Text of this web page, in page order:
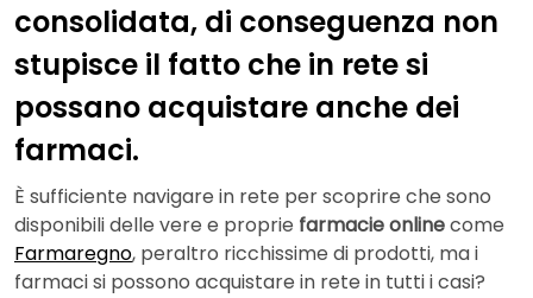
consolidata, di conseguenza non
stupisce il fatto che in rete si
possano acquistare anche dei
farmaci.
È sufficiente navigare in rete per scoprire che sono
disponibili delle vere e proprie farmacie onlinecome
Farmaregno, peraltro ricchissime di prodotti, ma i
farmaci si possono acquistare in rete in tutti i casi?